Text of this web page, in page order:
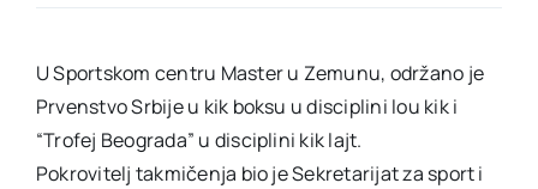
U Sportskom centru Master u Zemunu, održano je
Prvenstvo Srbije u kik boksu u disciplini lou kik i
“Trofej Beograda” u disciplini kik lajt.
Pokrovitelj takmičenja bio je Sekretarijat za sport i